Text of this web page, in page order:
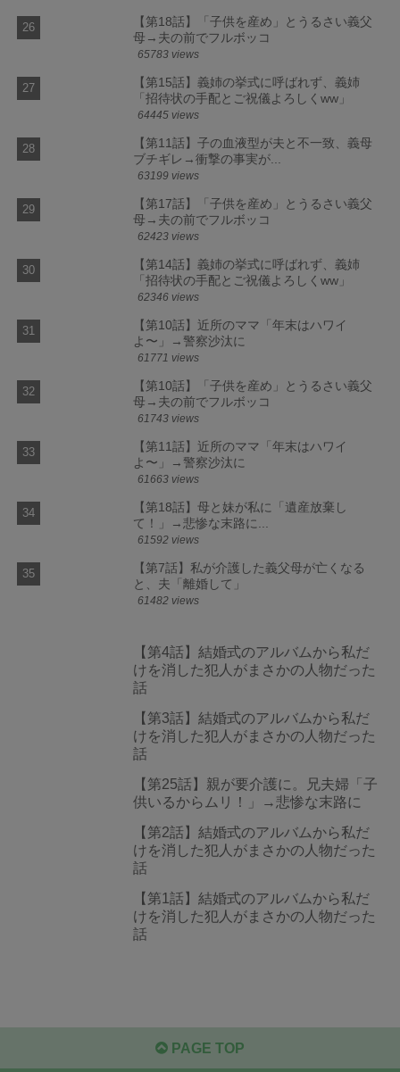
【第18話】「子供を産め」とうるさい義父
母→夫の前でフルボッコ
65783 views
【第15話】義姉の挙式に呼ばれず、義姉
「招待状の手配とご祝儀よろしくww」
64445 views
【第11話】子の血液型が夫と不一致、義母
ブチギレ→衝撃の事実が...
63199 views
【第17話】「子供を産め」とうるさい義父
母→夫の前でフルボッコ
62423 views
【第14話】義姉の挙式に呼ばれず、義姉
「招待状の手配とご祝儀よろしくww」
62346 views
【第10話】近所のママ「年末はハワイ
よ〜」→警察沙汰に
61771 views
【第10話】「子供を産め」とうるさい義父
母→夫の前でフルボッコ
61743 views
【第11話】近所のママ「年末はハワイ
よ〜」→警察沙汰に
61663 views
【第18話】母と妹が私に「遺産放棄し
て！」→悲惨な末路に...
61592 views
【第7話】私が介護した義父母が亡くなる
と、夫「離婚して」
61482 views
【第4話】結婚式のアルバムから私だ
けを消した犯人がまさかの人物だった
話
【第3話】結婚式のアルバムから私だ
けを消した犯人がまさかの人物だった
話
【第25話】親が要介護に。兄夫婦「子
供いるからムリ！」→悲惨な末路に
【第2話】結婚式のアルバムから私だ
けを消した犯人がまさかの人物だった
話
【第1話】結婚式のアルバムから私だ
けを消した犯人がまさかの人物だった
話
PAGE TOP